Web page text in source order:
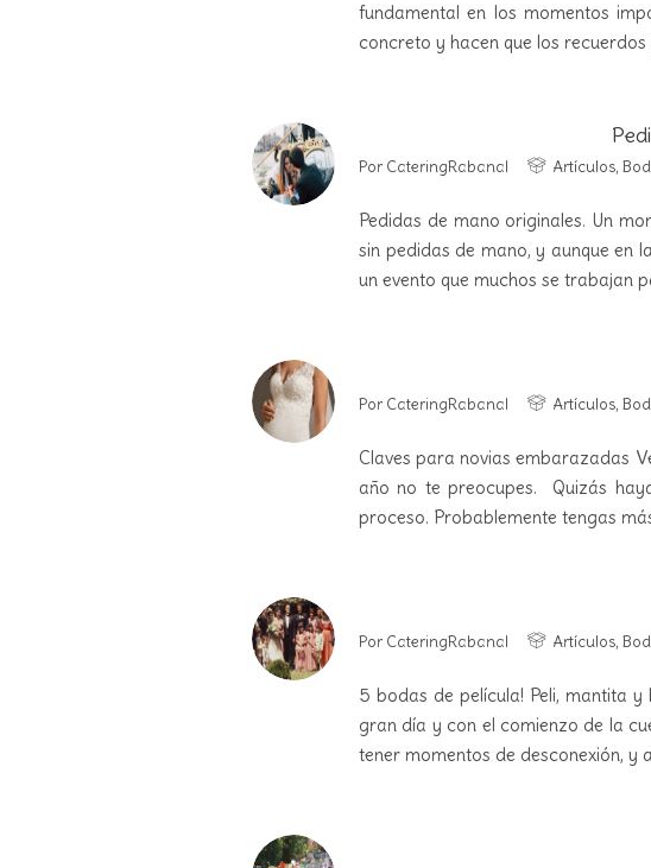
fundamental en los momentos
concreto y hacen que los
Por CateringRabanal Artículos,
Pedidas de mano originales. Un
sin pedidas de mano, y aunque en
un evento que muchos se trabajan
Por CateringRabanal Artículos,
Claves para novias embarazadas
año no te preocupes. Quizás
proceso. Probablemente tengas
Por CateringRabanal Artículos,
5 bodas de película! Peli, mantita
gran día y con el comienzo de la
tener momentos de desconexión, y